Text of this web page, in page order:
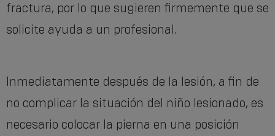
fractura, por lo que sugieren firmemente que se
solicite ayuda a un profesional.
Inmediatamente después de la lesión, a fin de
no complicar la situación del niño lesionado, es
necesario colocar la pierna en una posición